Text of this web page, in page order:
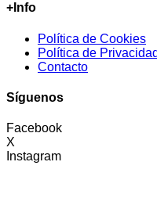
+Info
Política de Cookies
Política de Privacidad
Contacto
Síguenos
Facebook
X
Instagram